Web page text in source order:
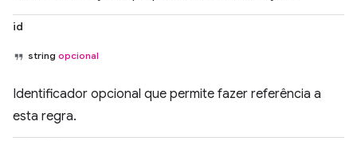
id
string opcional
Identificador opcional que permite fazer referência a
esta regra.